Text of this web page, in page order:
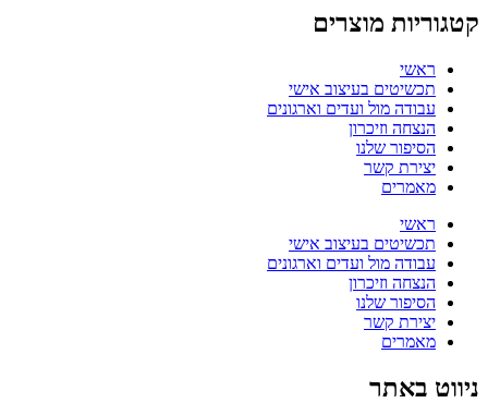
קטגוריות מוצרים
ראשי
תכשיטים בעיצוב אישי
עבודה מול ועדים וארגונים
הנצחה וזיכרון
הסיפור שלנו
יצירת קשר
מאמרים
ראשי
תכשיטים בעיצוב אישי
עבודה מול ועדים וארגונים
הנצחה וזיכרון
הסיפור שלנו
יצירת קשר
מאמרים
ניווט באתר